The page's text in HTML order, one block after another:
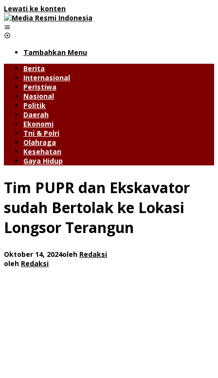
Lewati ke konten
Tambahkan Menu
Berita
Internasional
Peristiwa
Nasional
Politik
Daerah
Ekonomi
Tni & Polri
Olahraga
Kesehatan
Gaya Hidup
Tim PUPR dan Ekskavator
sudah Bertolak ke Lokasi
Longsor Terangun
Oktober 14, 2024oleh Redaksi
oleh Redaksi